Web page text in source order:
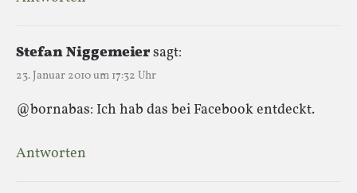
Stefan Niggemeiersagt:
23. Januar 2010 um 17:32 Uhr
@bornabas: Ich hab das bei Facebook entdeckt.
Antworten